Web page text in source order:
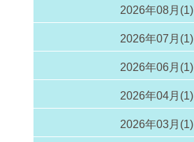
2026年08月(1)
2026年07月(1)
2026年06月(1)
2026年04月(1)
2026年03月(1)